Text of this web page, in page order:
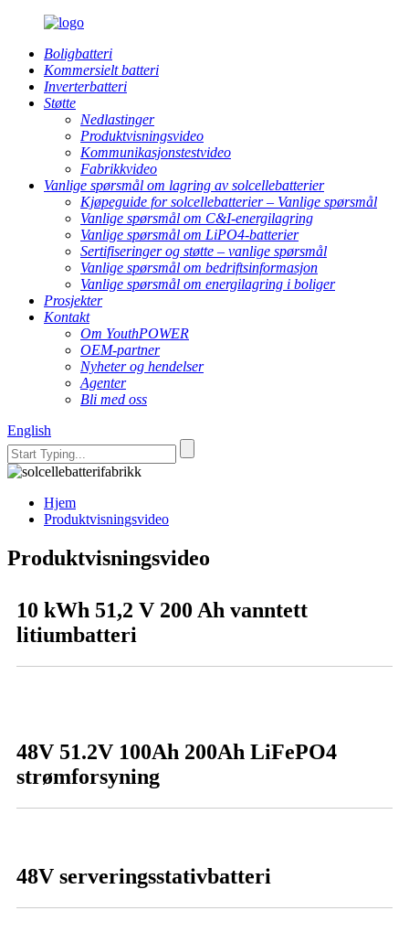
Boligbatteri
Kommersielt batteri
Inverterbatteri
Støtte
Nedlastinger
Produktvisningsvideo
Kommunikasjonstestvideo
Fabrikkvideo
Vanlige spørsmål om lagring av solcellebatterier
Kjøpeguide for solcellebatterier – Vanlige spørsmål
Vanlige spørsmål om C&I-energilagring
Vanlige spørsmål om LiPO4-batterier
Sertifiseringer og støtte – vanlige spørsmål
Vanlige spørsmål om bedriftsinformasjon
Vanlige spørsmål om energilagring i boliger
Prosjekter
Kontakt
Om YouthPOWER
OEM-partner
Nyheter og hendelser
Agenter
Bli med oss
English
Hjem
Produktvisningsvideo
Produktvisningsvideo
10 kWh 51,2 V 200 Ah vanntett
litiumbatteri
48V 51.2V 100Ah 200Ah LiFePO4
strømforsyning
48V serveringsstativbatteri